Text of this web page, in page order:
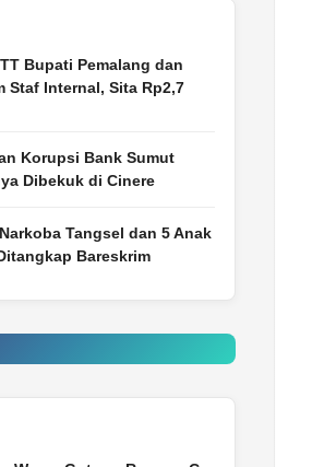
Bupati Pemalang dan
Staf Internal, Sita Rp2,7
Korupsi Bank Sumut
Dibekuk di Cinere
Tangsel dan 5 Anak
Bareskrim